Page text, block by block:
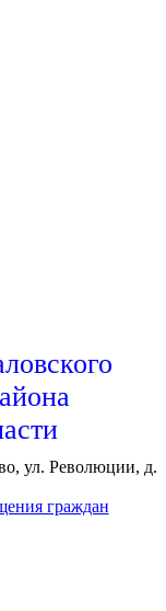
ул. Революции, д.
граждан